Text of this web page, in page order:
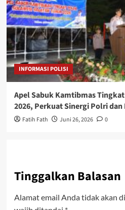
INFORMASI POLISI
Apel Sabuk Kamtibmas
2026, Perkuat Sinergi Polri dan
Fatih Fath Juni 26, 2026 0
Tinggalkan Balasan
Alamat email Anda tidak akan